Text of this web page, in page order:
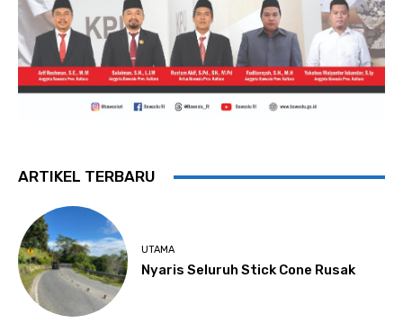
ARTIKEL TERBARU
UTAMA
Nyaris Seluruh Stick Cone Rusak